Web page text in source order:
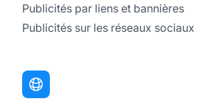
Publicités par liens et bannières
Publicités sur les réseaux sociaux